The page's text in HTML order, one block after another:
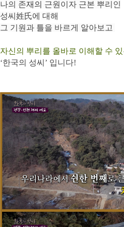
나의 존재의 근원이자 근본 뿌리인
성씨姓氏에 대해
그 기원과 틀을 바르게 알아보고
자신의 뿌리를 올바로 이해할 수
‘한국의 성씨’ 입니다!